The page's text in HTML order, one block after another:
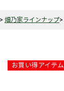
畑乃家ラインナップ
お買い得アイテム